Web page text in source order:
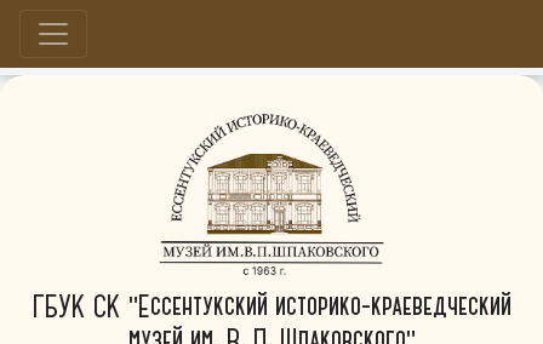
Больше, чем музей...
ГБУК СК "Ессентукский историко-краеведческий